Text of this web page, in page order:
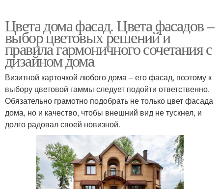
Цвета дома фасад. Цвета фасадов –
выбор цветовых решений и
правила гармоничного сочетания с
дизайном дома
Визитной карточкой любого дома – его фасад, поэтому к
выбору цветовой гаммы следует подойти ответственно.
Обязательно грамотно подобрать не только цвет фасада
дома, но и качество, чтобы внешний вид не тускнел, и
долго радовал своей новизной.